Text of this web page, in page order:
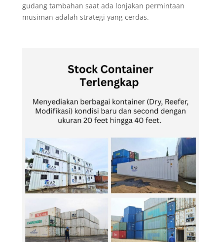
gudang tambahan saat ada lonjakan permintaan
musiman adalah strategi yang cerdas.